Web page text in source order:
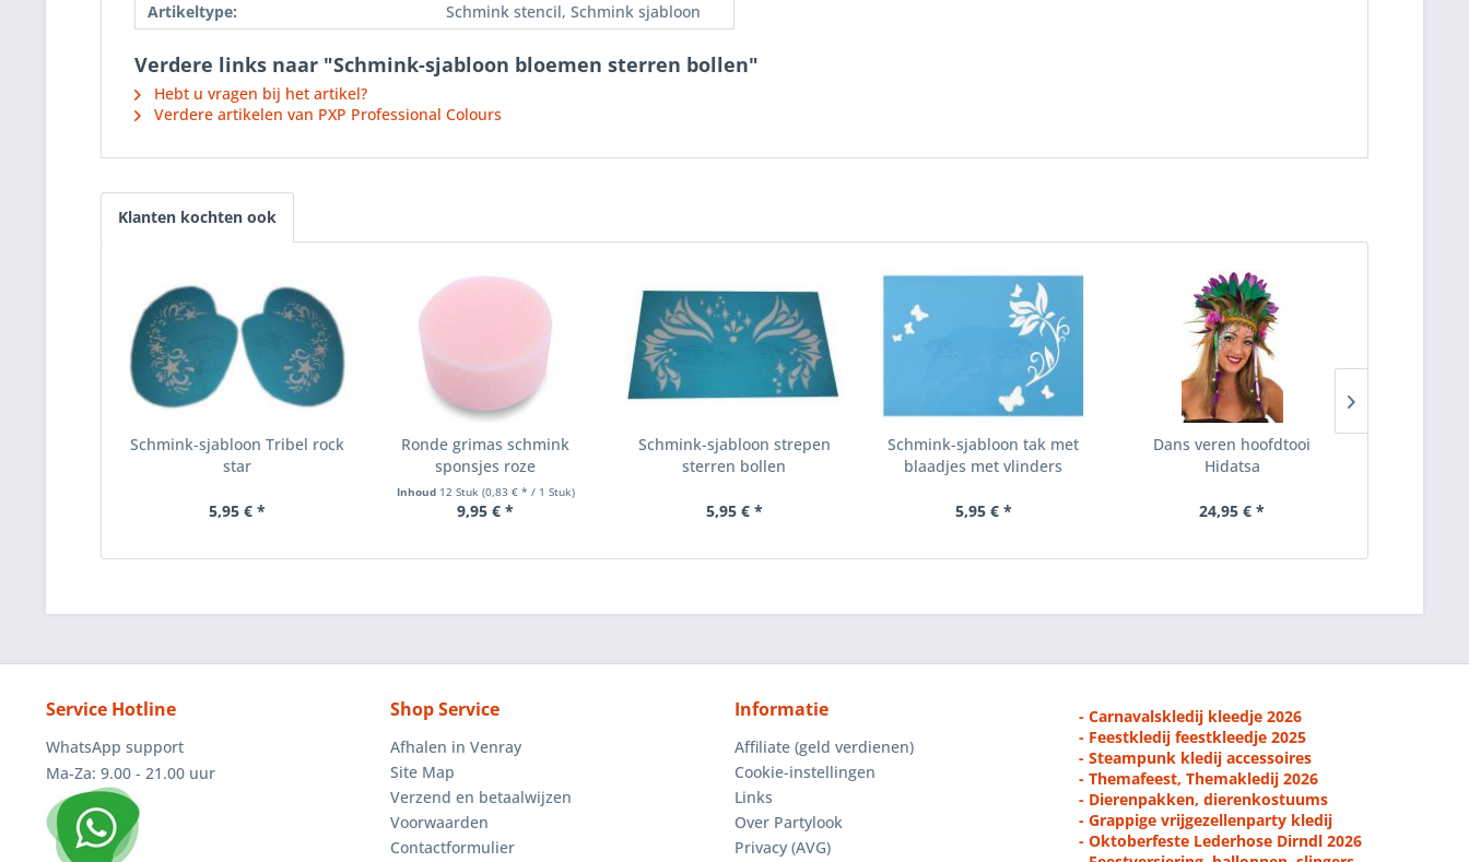
Artikeltype: Schmink stencil, Schmink sjabloon
Verdere links naar "Schmink-sjabloon bloemen sterren bollen"
Hebt u vragen bij het artikel?
Verdere artikelen van PXP Professional Colours
Klanten kochten ook
Schmink-sjabloon Tribel rock
star
5,95 € *
Ronde grimas schmink
sponsjes roze
Inhoud 12 Stuk (0,83 € * / 1 Stuk)
9,95 € *
Schmink-sjabloon strepen
sterren bollen
5,95 € *
Schmink-sjabloon tak met
blaadjes met vlinders
5,95 € *
Dans veren hoofdtooi
Hidatsa
24,95 € *
Service Hotline
WhatsApp support
Ma-Za: 9.00 - 21.00 uur
Shop Service
Afhalen in Venray
Site Map
Verzend en betaalwijzen
Voorwaarden
Contactformulier
Informatie
Affiliate (geld verdienen)
Cookie-instellingen
Links
Over Partylook
Privacy (AVG)
- Carnavalskledij kleedje 2026
- Feestkledij feestkleedje 2025
- Steampunk kledij accessoires
- Themafeest, Themakledij 2026
- Dierenpakken, dierenkostuums
- Grappige vrijgezellenparty kledij
- Oktoberfeste Lederhose Dirndl 2026